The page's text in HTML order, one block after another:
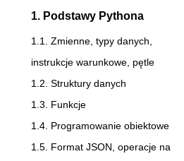
1. Podstawy Pythona
1.1. Zmienne, typy danych,
instrukcje warunkowe, pętle
1.2. Struktury danych
1.3. Funkcje
1.4. Programowanie obiektowe
1.5. Format JSON, operacje na